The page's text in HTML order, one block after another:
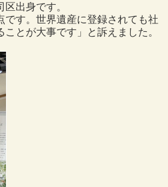
出身です。
す。世界遺産に登録されても社
とが大事です」と訴えました。